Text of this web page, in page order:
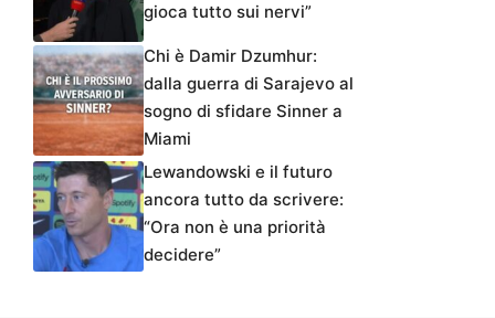
gioca tutto sui nervi”
Chi è Damir Dzumhur:
dalla guerra di Sarajevo al
sogno di sfidare Sinner a
Miami
Lewandowski e il futuro
ancora tutto da scrivere:
“Ora non è una priorità
decidere”